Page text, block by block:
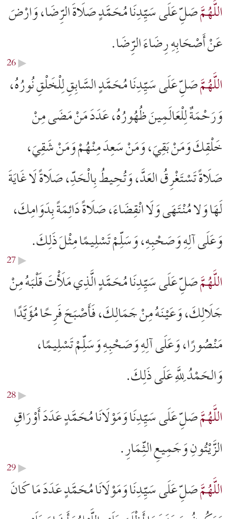
اللَّهُمَّصَلِّ عَلَى سَيِّدِنَا مُحَمَّدٍ صَلَاةَ الرِّضَا، وَارْضَ
عَنْ أَصْحَابِهِ رِضَاءَ الرِّضَا.
26▶︎
اللَّهُمَّصَلِّ عَلَى سَيِّدِنَا مُحَمَّدٍ السَّابِقِ لِلْخَلْقِ نُورُهُ،
وَرَحْمَةٌ لِلْعَالَمِینَ ظُهُورُهُ، عَدَدَ مَنْ مَضَى مِنْ
خَلْقِكَ وَمَنْ بَقِيَ، وَمَنْ سَعِدَ مِنْهُمْ وَمَنْ شَقِيَ،
صَلَاةً تَسْتَغْرِقُ العَدَّ، وَتُحِيطُ بِالْحَدِّ، صَلَاةً لَا غَايَةَ
لَهَا وَلا مُنْتَهَى وَلَا انْقِضَاءَ، صَلَاةً دَائِمَةً بِدَوَامِكَ،
وَعَلَى آلِهِ وَصَحْبِهِ، وَسَلِّمْ تَسْلِيمًا مِثْلَ ذَلِكَ.
27▶︎
اللَّهُمَّصَلِّ عَلَى سَيِّدِنَا مُحَمَّدٍ الَّذِي مَلَأْتَ قَلْبَهُ مِنْ
جَلَالِكَ، وَعَيْنَهُ مِنْ جَمَالِكَ، فَأَصْبَحَ فَرِحًا مُؤَيَّدًا
مَنْصُورًا، وَعَلَى آلِهِ وَصَحْبِهِ وَسَلِّمْ تَسْلِيمًا،
وَالحَمْدُ لِلَّهِ عَلَى ذَلِكَ.
28▶︎
اللَّهُمَّصَلِّ عَلَى سَيِّدِنَا وَمَوْلَانَا مُحَمَّدٍ عَدَدَ أَوْرَاقِ
الزَّيْتُونِ وَجَمِيعِ الثِّمَارِ.
29▶︎
اللَّهُمَّصَلِّ عَلَى سَيِّدِنَا وَمَوْلَانَا مُحَمَّدٍ عَدَدَ مَا كَانَ